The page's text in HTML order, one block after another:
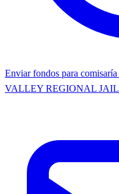
Enviar fondos para comisaría
VALLEY REGIONAL JAIL